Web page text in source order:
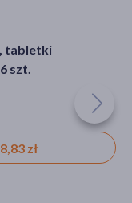
tabletki
szt.
8,83 zł